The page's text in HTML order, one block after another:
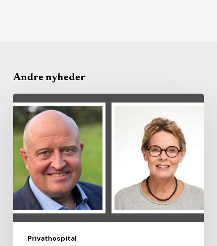
Andre nyheder
Privathospital
Region
køber
privat
kapacitet
branchen
brede
modellen